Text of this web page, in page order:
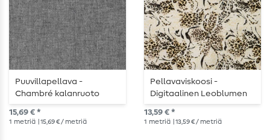
Puuvillapellava -
Chambré kalanruoto
musta
15,69 € *
1 metriä | 15,69 € / metriä
Pellavaviskoosi -
Digitaalinen Leoblumen
Beige
13,59 € *
1 metriä | 13,59 € / metriä